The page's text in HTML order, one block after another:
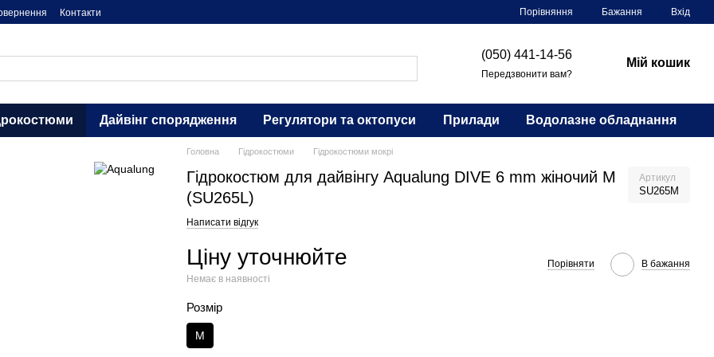
Контакти Порівняння Бажання Вхід
(050) 441-14-56
Передзвонити вам?
Мій кошик
Дайвінг спорядження Регулятори та октопуси Прилади Водолазне обладнання
Головна Гідрокостюми Гідрокостюми мокрі
Гідрокостюм для дайвінгу Aqualung DIVE 6 mm жіночий M
(SU265L)
Артикул
SU265M
Написати відгук
Ціну уточнюйте
Немає в наявності
Порівняти В бажання
Розмір
M